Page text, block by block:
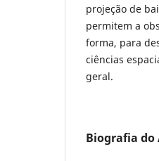
projeção de
permitem a
forma, para
ciências
geral.
Biografia do